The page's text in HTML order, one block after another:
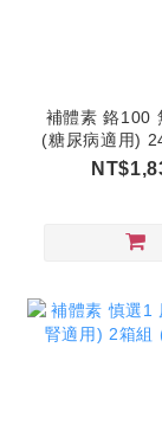
補體素 鉻100
(糖尿病適用)
(口飲/管灌